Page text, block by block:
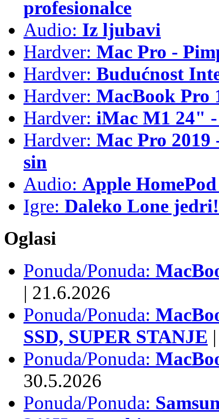
profesionalce
Audio: Iz ljubavi
Hardver: Mac Pro -
Hardver: Budućnost
Hardver: MacBook Pro
Hardver: iMac M1 24"
Hardver: Mac Pro
sin
Audio: Apple
Igre: Daleko Lone jedri!
Oglasi
Ponuda/Ponuda:
| 21.6.2026
Ponuda/Ponuda:
SSD, SUPER STANJE |
Ponuda/Ponuda:
30.5.2026
Ponuda/Ponuda: